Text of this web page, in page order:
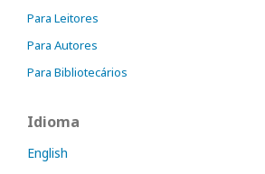
Para Leitores
Para Autores
Para Bibliotecários
Idioma
English